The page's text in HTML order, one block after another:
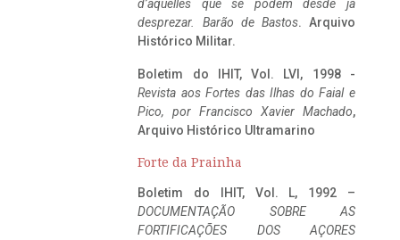
d’aquelles que se podem desde já
desprezar. Barão de Bastos. Arquivo
Histórico Militar.
Boletim do IHIT, Vol. LVI, 1998 -
Revista aos Fortes das Ilhas do Faial e
Pico, por Francisco Xavier Machado,
Arquivo Histórico Ultramarino
Forte da Prainha
Boletim do IHIT, Vol. L, 1992 –
DOCUMENTAÇÃO SOBRE AS
FORTIFICAÇÕES DOS AÇORES